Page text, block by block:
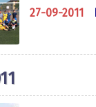
27-09-2011